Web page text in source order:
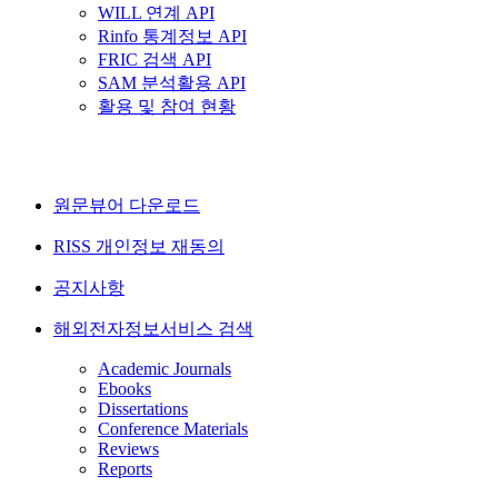
WILL 연계 API
Rinfo 통계정보 API
FRIC 검색 API
SAM 분석활용 API
활용 및 참여 현황
원문뷰어 다운로드
RISS 개인정보 재동의
공지사항
해외전자정보서비스 검색
Academic Journals
Ebooks
Dissertations
Conference Materials
Reviews
Reports